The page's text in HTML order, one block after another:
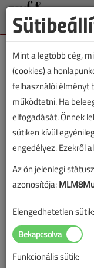
Korcsok
770 ||
Mint a legtöbb cég,
(cookies) a
felhasználói élményt
működtetni. Ha
elfogadását. Önnek
sütiken kívül
engedélyez. Ezekről
Az ön jelenlegi
azonosítója:
Elengedhetetlen sütik:
Funkcionális sütik: